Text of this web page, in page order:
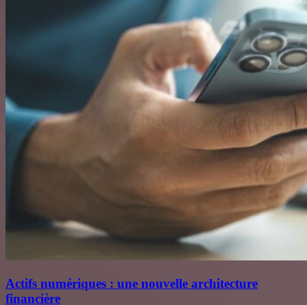
Actifs numériques : une nouvelle architecture
financière